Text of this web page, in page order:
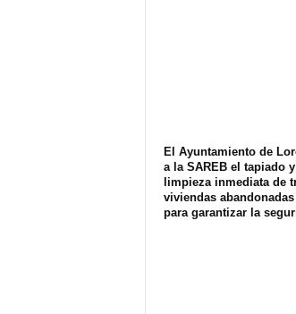
El Ayuntamiento de
a la SAREB el tapiado
limpieza inmediata de
viviendas
para garantizar la